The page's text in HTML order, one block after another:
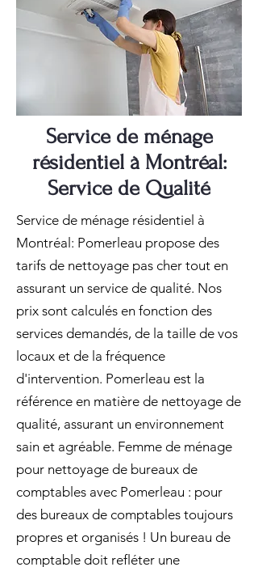
Service de ménage
résidentiel à Montréal:
Service de Qualité
Service de ménage résidentiel à
Montréal: Pomerleau propose des
tarifs de nettoyage pas cher tout en
assurant un service de qualité. Nos
prix sont calculés en fonction des
services demandés, de la taille de vos
locaux et de la fréquence
d'intervention. Pomerleau est la
référence en matière de nettoyage de
qualité, assurant un environnement
sain et agréable. Femme de ménage
pour nettoyage de bureaux de
comptables avec Pomerleau : pour
des bureaux de comptables toujours
propres et organisés ! Un bureau de
comptable doit refléter une